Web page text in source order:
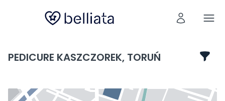
PEDICURE KASZCZOREK, TORUŃ